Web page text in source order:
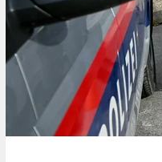
shop
fragen & hilfe
unterstützen
abo
genossenschaft